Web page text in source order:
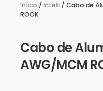
Início / Intelli / Cabo de
ROOK
Cabo de
AWG/MCM